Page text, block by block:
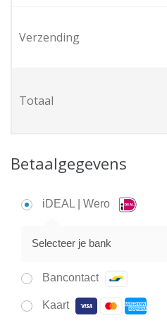
Verzending
Totaal
Betaalgegevens
iDEAL | Wero
Selecteer je bank
Bancontact
Kaart